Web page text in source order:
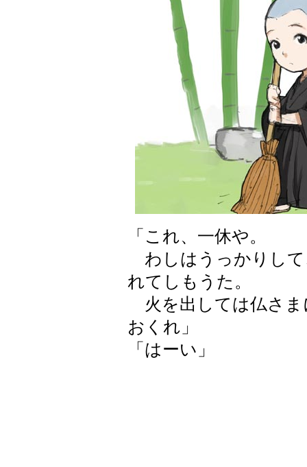
「これ、一休や。
わしはうっかりして
れてしもうた。
火を出しては仏さま
おくれ」
「はーい」